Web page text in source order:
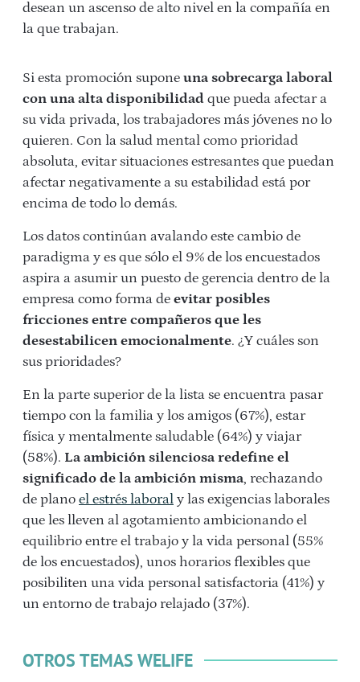
desean un ascenso de alto nivel en la compañía en
la que trabajan.
Si esta promoción supone una sobrecarga laboral
con una alta disponibilidad que pueda afectar a
su vida privada, los trabajadores más jóvenes no lo
quieren. Con la salud mental como prioridad
absoluta, evitar situaciones estresantes que puedan
afectar negativamente a su estabilidad está por
encima de todo lo demás.
Los datos continúan avalando este cambio de
paradigma y es que sólo el 9% de los encuestados
aspira a asumir un puesto de gerencia dentro de la
empresa como forma de evitar posibles
fricciones entre compañeros que les
desestabilicen emocionalmente. ¿Y cuáles son
sus prioridades?
En la parte superior de la lista se encuentra pasar
tiempo con la familia y los amigos (67%), estar
física y mentalmente saludable (64%) y viajar
(58%). La ambición silenciosa redefine el
significado de la ambición misma, rechazando
de plano el estrés laboral y las exigencias laborales
que les lleven al agotamiento ambicionando el
equilibrio entre el trabajo y la vida personal (55%
de los encuestados), unos horarios flexibles que
posibiliten una vida personal satisfactoria (41%) y
un entorno de trabajo relajado (37%).
OTROS TEMAS WELIFE